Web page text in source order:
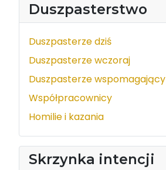
Duszpasterstwo
Duszpasterze dziś
Duszpasterze wczoraj
Duszpasterze wspomagający
Współpracownicy
Homilie i kazania
Skrzynka intencji